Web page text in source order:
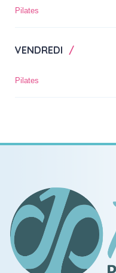
Pilates
VENDREDI
Pilates